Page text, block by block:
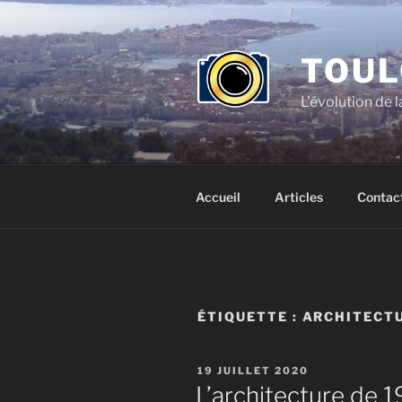
Aller
au
contenu
principal
L'évolution de
Accueil Articles
ÉTIQUETTE :
PUBLIÉ
LE
19 JUILLET 2020
L’architecture de